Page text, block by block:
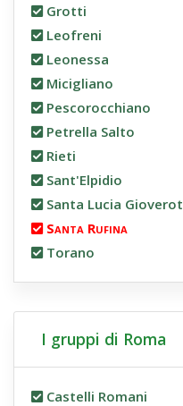
Grotti
Leofreni
Leonessa
Micigliano
Pescorocchiano
Petrella Salto
Rieti
Sant'Elpidio
Santa Lucia
Santa Rufina
Torano
I gruppi di Roma
Castelli Romani